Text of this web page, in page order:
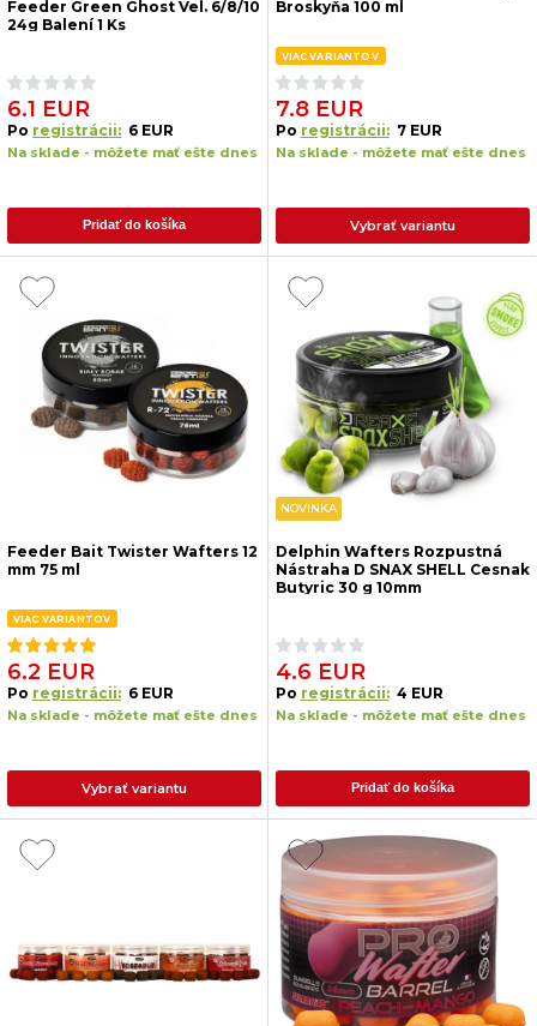
Feeder Green Ghost Vel. 6/8/10
24g Balení 1 Ks
6.1 EUR
Po registrácii: 6 EUR
Na sklade - môžete mať ešte dnes
Pridať do košíka
Broskyňa 100 ml
VIAC VARIANTOV
7.8 EUR
Po registrácii: 7 EUR
Na sklade - môžete mať ešte dnes
Vybrať variantu
Feeder Bait Twister Wafters 12
mm 75 ml
VIAC VARIANTOV
6.2 EUR
Po registrácii: 6 EUR
Na sklade - môžete mať ešte dnes
Vybrať variantu
NOVINKA
Delphin Wafters Rozpustná
Nástraha D SNAX SHELL Cesnak
Butyric 30 g 10mm
4.6 EUR
Po registrácii: 4 EUR
Na sklade - môžete mať ešte dnes
Pridať do košíka